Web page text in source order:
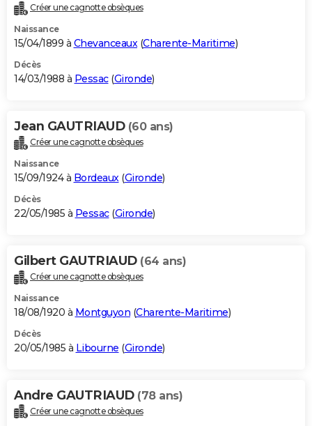
Créer une cagnotte obsèques
Naissance
15/04/1899 à Chevanceaux(Charente-Maritime)
Décès
14/03/1988 à Pessac(Gironde)
Jean GAUTRIAUD (60 ans)
Créer une cagnotte obsèques
Naissance
15/09/1924 à Bordeaux(Gironde)
Décès
22/05/1985 à Pessac(Gironde)
Gilbert GAUTRIAUD (64 ans)
Créer une cagnotte obsèques
Naissance
18/08/1920 à Montguyon (Charente-Maritime)
Décès
20/05/1985 à Libourne (Gironde)
Andre GAUTRIAUD (78 ans)
Créer une cagnotte obsèques